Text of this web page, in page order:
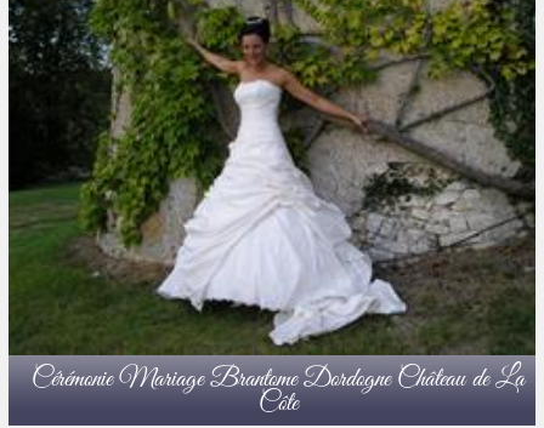
Cérémonie Mariage Brantome Dordogne Château de La
Côte